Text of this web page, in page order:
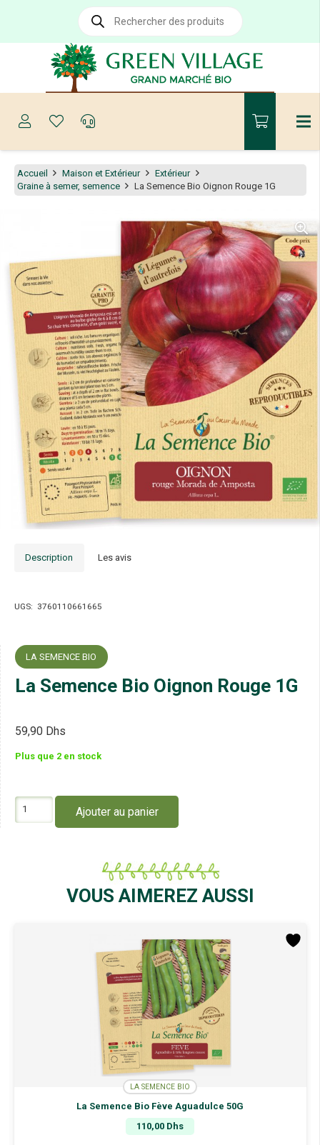
Recherche
produits
Accueil Maison et Extérieur
Extérieur
Graine à semer, semence
La Semence Bio Oignon Rouge 1G
Description Les avis
UGS: 3760110661665
LA SEMENCE BIO
La Semence Bio Oignon Rouge 1G
59,90 Dhs
Plus que 2 en stock
Ajouter au panier
VOUS AIMEREZ AUSSI
LA SEMENCE BIO
La Semence Bio Fève Aguadulce 50G
110,00 Dhs